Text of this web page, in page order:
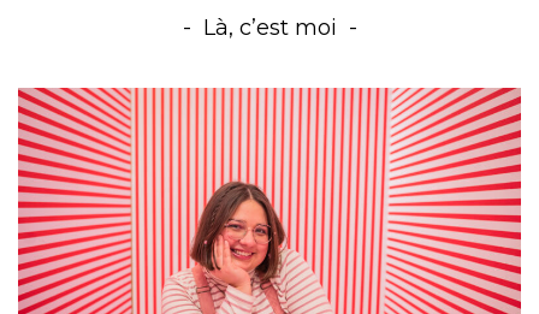
Là, c’est moi